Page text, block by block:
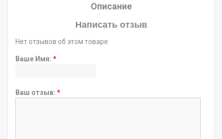
Описание
Написать отзыв
Нет отзывов об этом товаре.
Ваше Имя: *
Ваш отзыв: *